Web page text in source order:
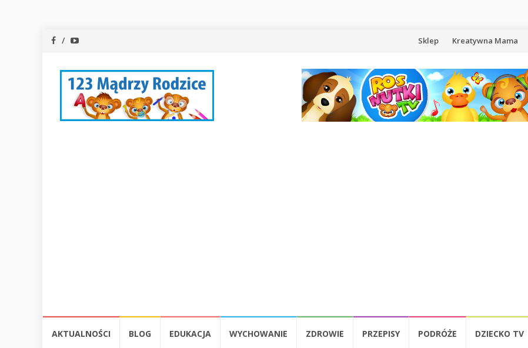
Przejdź
treści
Sklep Kreatywna Mama
AKTUALNOŚCI BLOG EDUKACJA WYCHOWANIE ZDROWIE PRZEPISY PODRÓŻE DZIECKO TV